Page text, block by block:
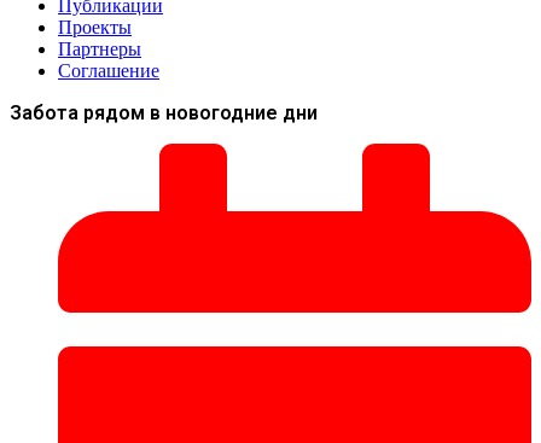
Публикации
Проекты
Партнеры
Соглашение
Забота рядом в новогодние дни